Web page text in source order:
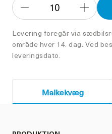
Formindsk
10
Forøg
Levering foregår via
område hver 14. dag. Ved
leveringsdato.
Malkekvæg